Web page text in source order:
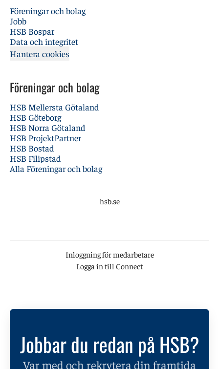
Föreningar och bolag
Jobb
HSB Bospar
Data och integritet
Hantera cookies
Föreningar och bolag
HSB Mellersta Götaland
HSB Göteborg
HSB Norra Götaland
HSB ProjektPartner
HSB Bostad
HSB Filipstad
Alla Föreningar och bolag
hsb.se
Inloggning för medarbetare
Logga in till Connect
Jobbar du redan på HSB?
Var med och rekrytera din framtida